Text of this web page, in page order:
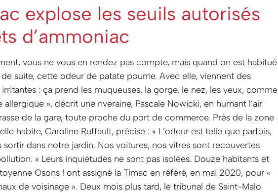
explose les seuils autorisés
d’ammoniac
vous ne vous en rendez pas compte, mais quand on est habitué
suite, cette odeur de patate pourrie. Avec elle, viennent des
: ça prend les muqueuses, la gorge, le nez, les yeux, comme
allergique », décrit une riveraine, Pascale Nowicki, en humant l’air
de la gare, toute proche du port de commerce. Près de la zone
habite, Caroline Ruffault, précise : « L’odeur est telle que parfois,
sortir dans notre jardin. Nos voitures, nos vitres sont recouvertes
» Leurs inquiétudes ne sont pas isolées. Douze habitants et
Osons ! ont assigné la Timac en référé, en mai 2020, pour «
de voisinage ». Deux mois plus tard, le tribunal de Saint-Malo